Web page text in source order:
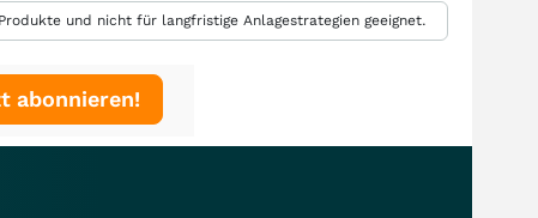
und nicht für langfristige Anlagestrategien geeignet.
abonnieren!